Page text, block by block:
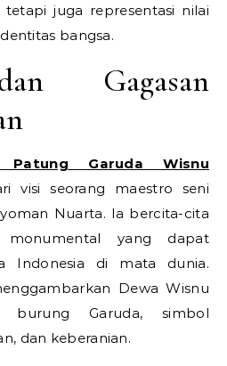
juga representasi nilai
bangsa.
Gagasan
Patung Garuda Wisnu
visi seorang maestro seni
Nuarta. Ia bercita-cita
monumental yang dapat
Indonesia di mata dunia.
Dewa Wisnu
burung Garuda, simbol
dan keberanian.